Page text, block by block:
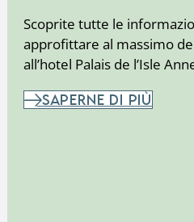
Scoprite tutte le
approfittare al massimo
all’hotel Palais de l’Isle
SAPERNE DI PIÙ